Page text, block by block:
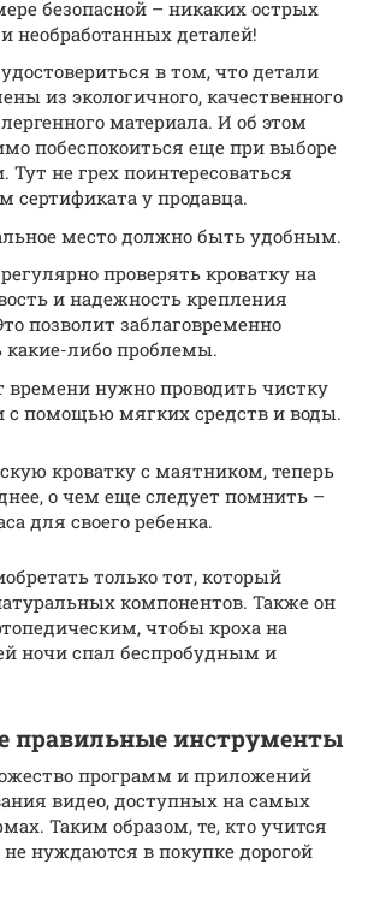
безопасной – никаких острых
необработанных деталей!
в том, что детали
из экологичного, качественного
материала. И об этом
побеспокоиться еще при выборе
Тут не грех поинтересоваться
сертификата у продавца.
место должно быть удобным.
проверять кроватку на
и надежность крепления
позволит заблаговременно
либо проблемы.
времени нужно проводить чистку
с помощью мягких средств и воды.
кроватку с маятником, теперь
о чем еще следует помнить –
для своего ребенка.
только тот, который
компонентов. Также он
чтобы кроха на
ночи спал беспробудным и
правильные инструменты
программ и приложений
видео, доступных на самых
Таким образом, те, кто учится
нуждаются в покупке дорогой